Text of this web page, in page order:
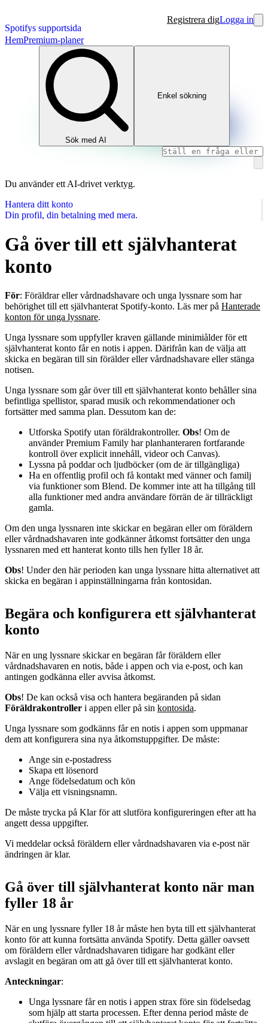
Spotifys supportsida
Registrera digLogga in
HemPremium-planer
Sök med AI
Enkel sökning
Du använder ett AI‑drivet verktyg.
Hantera ditt konto
Din profil, din betalning med mera.
Gå över till ett självhanterat
konto
För: Föräldrar eller vårdnadshavare och unga lyssnare som har
behörighet till ett självhanterat Spotify-konto. Läs mer på Hanterade
konton för unga lyssnare.
Unga lyssnare som uppfyller kraven gällande minimiålder för ett
självhanterat konto får en notis i appen. Därifrån kan de välja att
skicka en begäran till sin förälder eller vårdnadshavare eller stänga
notisen.
Unga lyssnare som går över till ett självhanterat konto behåller sina
befintliga spellistor, sparad musik och rekommendationer och
fortsätter med samma plan. Dessutom kan de:
Utforska Spotify utan föräldrakontroller. Obs! Om de
använder Premium Family har planhanteraren fortfarande
kontroll över explicit innehåll, videor och Canvas).
Lyssna på poddar och ljudböcker (om de är tillgängliga)
Ha en offentlig profil och få kontakt med vänner och familj
via funktioner som Blend. De kommer inte att ha tillgång till
alla funktioner med andra användare förrän de är tillräckligt
gamla.
Om den unga lyssnaren inte skickar en begäran eller om föräldern
eller vårdnadshavaren inte godkänner åtkomst fortsätter den unga
lyssnaren med ett hanterat konto tills hen fyller 18 år.
Obs! Under den här perioden kan unga lyssnare hitta alternativet att
skicka en begäran i appinställningarna från kontosidan.
Begära och konfigurera ett självhanterat
konto
När en ung lyssnare skickar en begäran får föräldern eller
vårdnadshavaren en notis, både i appen och via e-post, och kan
antingen godkänna eller avvisa åtkomst.
Obs! De kan också visa och hantera begäranden på sidan
Föräldrakontroller i appen eller på sin kontosida.
Unga lyssnare som godkänns får en notis i appen som uppmanar
dem att konfigurera sina nya åtkomstuppgifter. De måste:
Ange sin e‑postadress
Skapa ett lösenord
Ange födelsedatum och kön
Välja ett visningsnamn.
De måste trycka på Klar för att slutföra konfigureringen efter att ha
angett dessa uppgifter.
Vi meddelar också föräldern eller vårdnadshavaren via e-post när
ändringen är klar.
Gå över till självhanterat konto när man
fyller 18 år
När en ung lyssnare fyller 18 år måste hen byta till ett självhanterat
konto för att kunna fortsätta använda Spotify. Detta gäller oavsett
om föräldern eller vårdnadshavaren tidigare har godkänt eller
avslagit en begäran om att gå över till ett självhanterat konto.
Anteckningar:
Unga lyssnare får en notis i appen strax före sin födelsedag
som hjälp att starta processen. Efter denna period måste de